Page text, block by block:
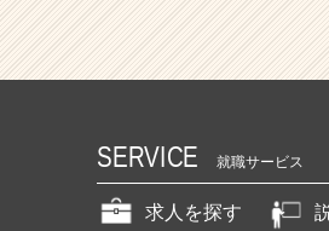
SERVICE 就職サービス
求人を探す